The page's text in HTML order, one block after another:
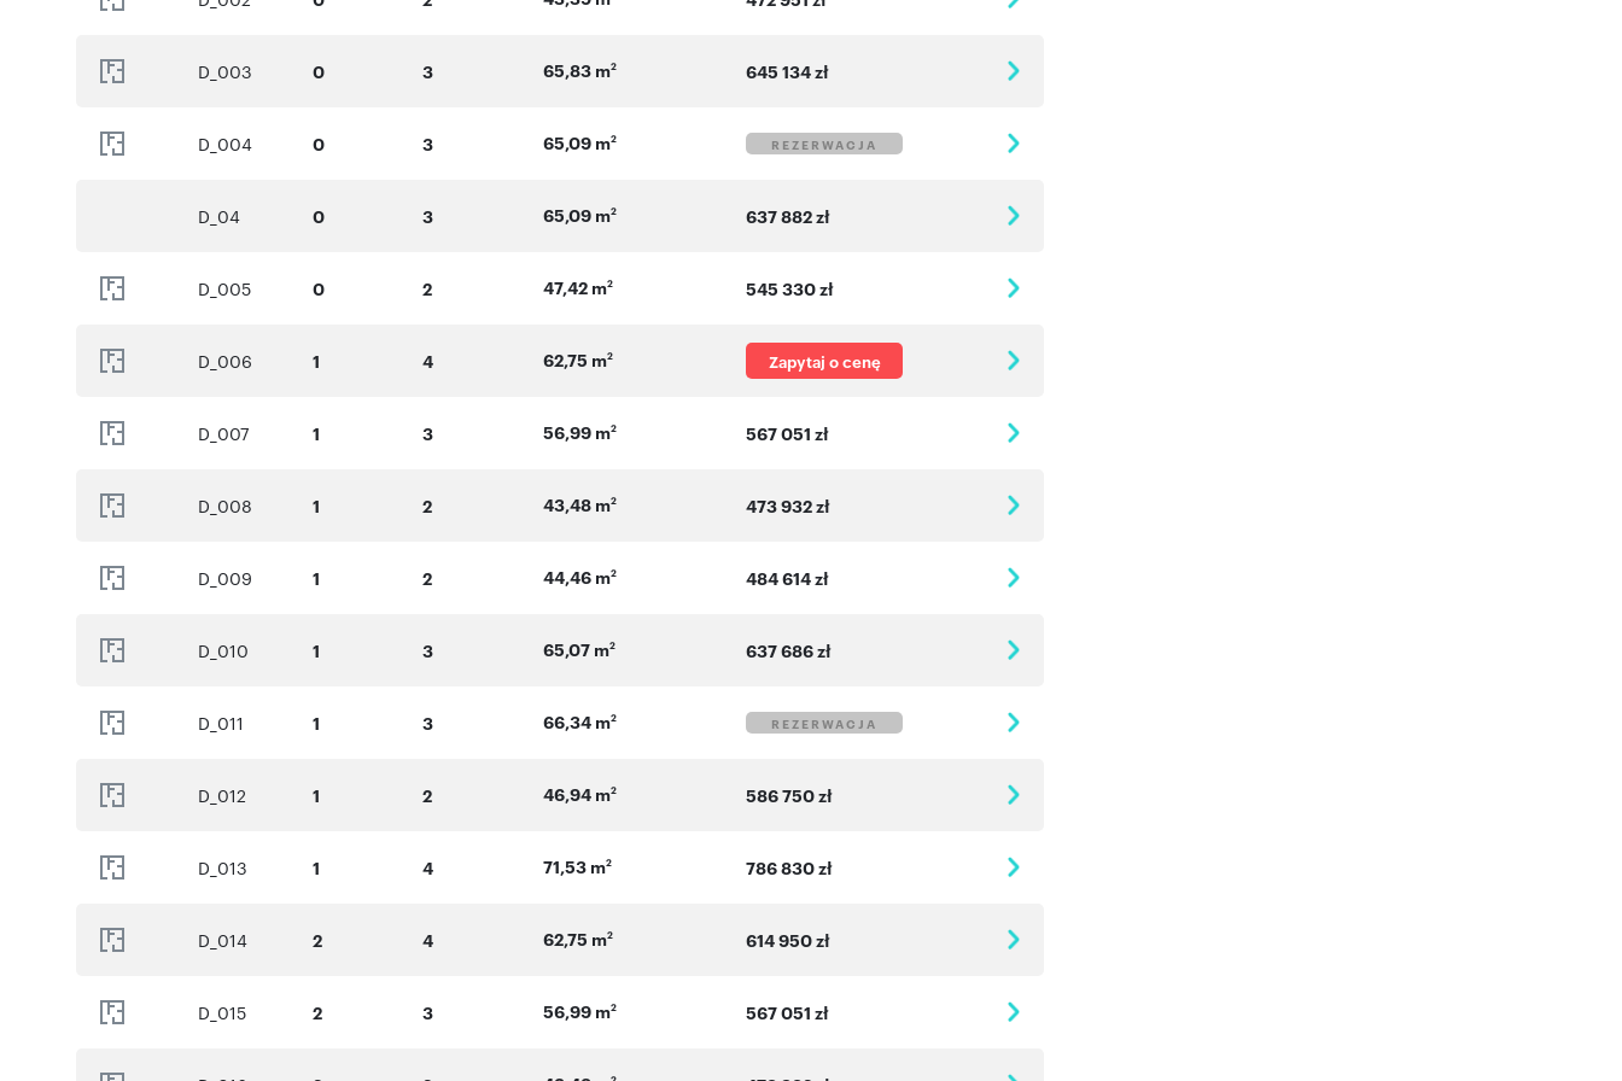
D_003 0 3 65,83 m2 645 134 zł
D_004 0 3 65,09 m2 REZERWACJA
D_04 0 3 65,09 m2 637 882 zł
D_005 0 2 47,42 m2 545 330 zł
D_006 1 4 62,75 m2 Zapytaj o cenę
D_007 1 3 56,99 m2 567 051 zł
D_008 1 2 43,48 m2 473 932 zł
D_009 1 2 44,46 m2 484 614 zł
D_010 1 3 65,07 m2 637 686 zł
D_011 1 3 66,34 m2 REZERWACJA
D_012 1 2 46,94 m2 586 750 zł
D_013 1 4 71,53 m2 786 830 zł
D_014 2 4 62,75 m2 614 950 zł
D_015 2 3 56,99 m2 567 051 zł